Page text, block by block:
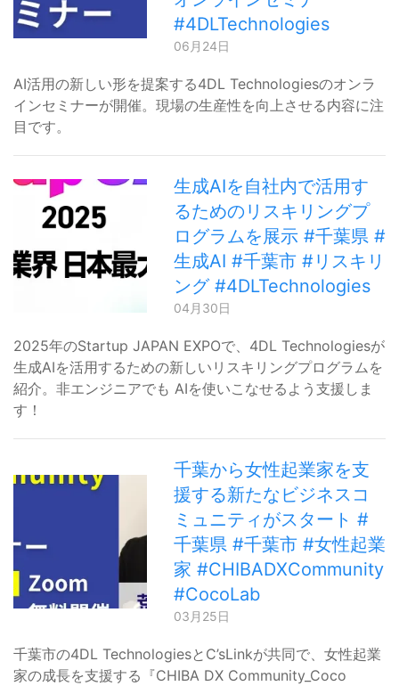
#4DLTechnologies
06月24日
AI活用の新しい形を提案する4DL Technologiesのオンラ
インセミナーが開催。現場の生産性を向上させる内容に注
目です。
生成AIを自社内で活用す
るためのリスキリングプ
ログラムを展示 #千葉県 #
生成AI #千葉市 #リスキリ
ング #4DLTechnologies
04月30日
2025年のStartup JAPAN EXPOで、4DL Technologiesが
生成AIを活用するための新しいリスキリングプログラムを
紹介。非エンジニアでも AIを使いこなせるよう支援しま
す！
千葉から女性起業家を支
援する新たなビジネスコ
ミュニティがスタート #
千葉県 #千葉市 #女性起業
家 #CHIBADXCommunity
#CocoLab
03月25日
千葉市の4DL TechnologiesとC’sLinkが共同で、女性起業
家の成長を支援する『CHIBA DX Community_Coco